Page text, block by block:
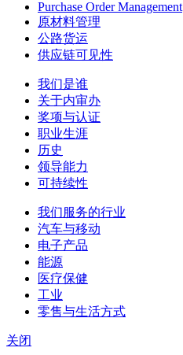
Purchase Order Management
原材料管理
公路货运
供应链可见性
我们是谁
关于内审办
奖项与认证
职业生涯
历史
领导能力
可持续性
我们服务的行业
汽车与移动
电子产品
能源
医疗保健
工业
零售与生活方式
关闭